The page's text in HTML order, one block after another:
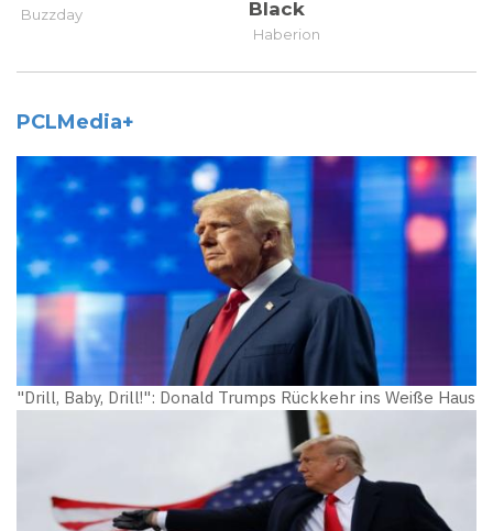
PCLMedia+
"Drill, Baby, Drill!": Donald Trumps Rückkehr ins Weiße Haus